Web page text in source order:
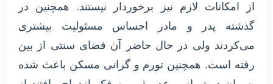
از امکانات لازم نیز برخوردار نیستند. همچنین در
گذشته پدر و مادر احساس مسئولیت بیشتری
می‌کردند ولی در حال حاضر آن فضای سنتی از بین
رفته است. همچنین تورم و گرانی مسکن باعث شده